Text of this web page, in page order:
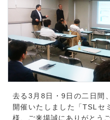
去る3月8日・9日の二日間
開催いたしました「TSLセ
様、ご来場誠にありがとう